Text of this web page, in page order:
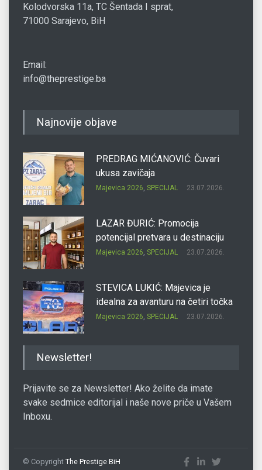
Kolodvorska 11a, TC Šentada I sprat,
71000 Sarajevo, BiH
Email:
info@theprestige.ba
Najnovije objave
PREDRAG MIĆANOVIĆ: Čuvari
ukusa zavičaja
Majevica 2026, SPECIJAL 23.07.2026.
LAZAR ĐURIĆ: Promocija
potencijal pretvara u destinaciju
Majevica 2026, SPECIJAL 23.07.2026.
STEVICA LUKIĆ: Majevica je
idealna za avanturu na četiri točka
Majevica 2026, SPECIJAL 23.07.2026.
Newsletter!
Prijavite se za Newsletter! Ako želite da imate
svake sedmice editorijal i naše nove priče u Vašem
Inboxu.
© Copyright The Prestige BiH